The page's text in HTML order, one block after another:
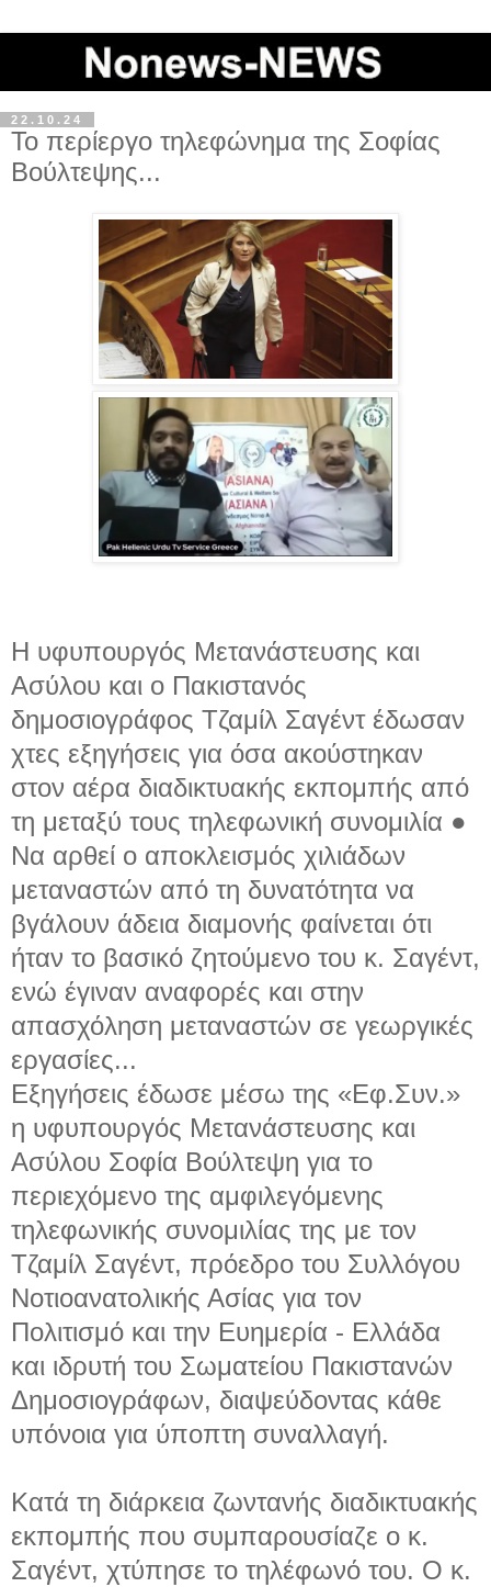
22.10.24
Το περίεργο τηλεφώνημα της Σοφίας
Βούλτεψης...
Η υφυπουργός Μετανάστευσης και
Ασύλου και ο Πακιστανός
δημοσιογράφος Τζαμίλ Σαγέντ έδωσαν
χτες εξηγήσεις για όσα ακούστηκαν
στον αέρα διαδικτυακής εκπομπής από
τη μεταξύ τους τηλεφωνική συνομιλία ●
Να αρθεί ο αποκλεισμός χιλιάδων
μεταναστών από τη δυνατότητα να
βγάλουν άδεια διαμονής φαίνεται ότι
ήταν το βασικό ζητούμενο του κ. Σαγέντ,
ενώ έγιναν αναφορές και στην
απασχόληση μεταναστών σε γεωργικές
εργασίες...
Eξηγήσεις έδωσε μέσω της «Εφ.Συν.»
η υφυπουργός Μετανάστευσης και
Ασύλου Σοφία Βούλτεψη για το
περιεχόμενο της αμφιλεγόμενης
τηλεφωνικής συνομιλίας της με τον
Τζαμίλ Σαγέντ, πρόεδρο του Συλλόγου
Νοτιοανατολικής Ασίας για τον
Πολιτισμό και την Ευημερία - Ελλάδα
και ιδρυτή του Σωματείου Πακιστανών
Δημοσιογράφων, διαψεύδοντας κάθε
υπόνοια για ύποπτη συναλλαγή.
Κατά τη διάρκεια ζωντανής διαδικτυακής
εκπομπής που συμπαρουσίαζε ο κ.
Σαγέντ, χτύπησε το τηλέφωνό του. Ο κ.